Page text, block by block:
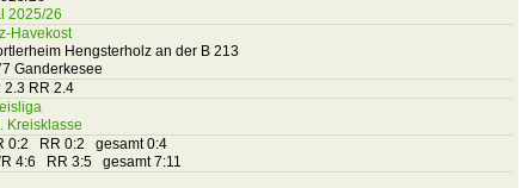
2025/26
Havekost
Hengsterholz an der B 213
Ganderkesee
2.3 RR 2.4
Kreisklasse
0:2 RR 0:2 gesamt 0:4
4:6 RR 3:5 gesamt 7:11